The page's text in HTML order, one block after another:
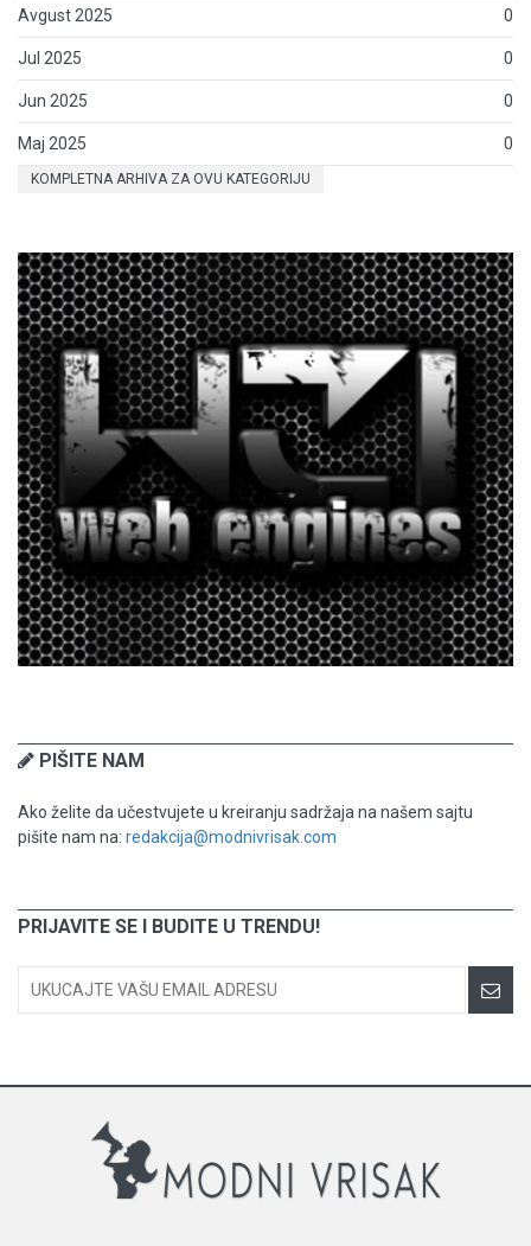
Avgust 2025 0
Jul 2025 0
Jun 2025 0
Maj 2025 0
KOMPLETNA ARHIVA ZA OVU KATEGORIJU
PIŠITE NAM
Ako želite da učestvujete u kreiranju sadržaja na našem sajtu
pišite nam na: redakcija@modnivrisak.com
PRIJAVITE SE I BUDITE U TRENDU!